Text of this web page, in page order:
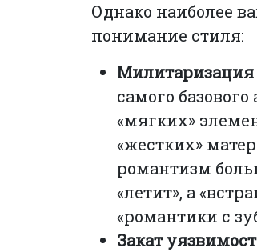
Однако наиболее
понимание стиля:
самого
«мягких»
«жестких»
романтизм
«летит», а
«романтики с
Закат